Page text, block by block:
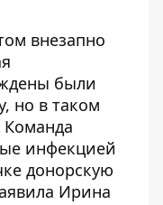
внезапно
были
но в таком
Команда
инфекцией
донорскую
Ирина